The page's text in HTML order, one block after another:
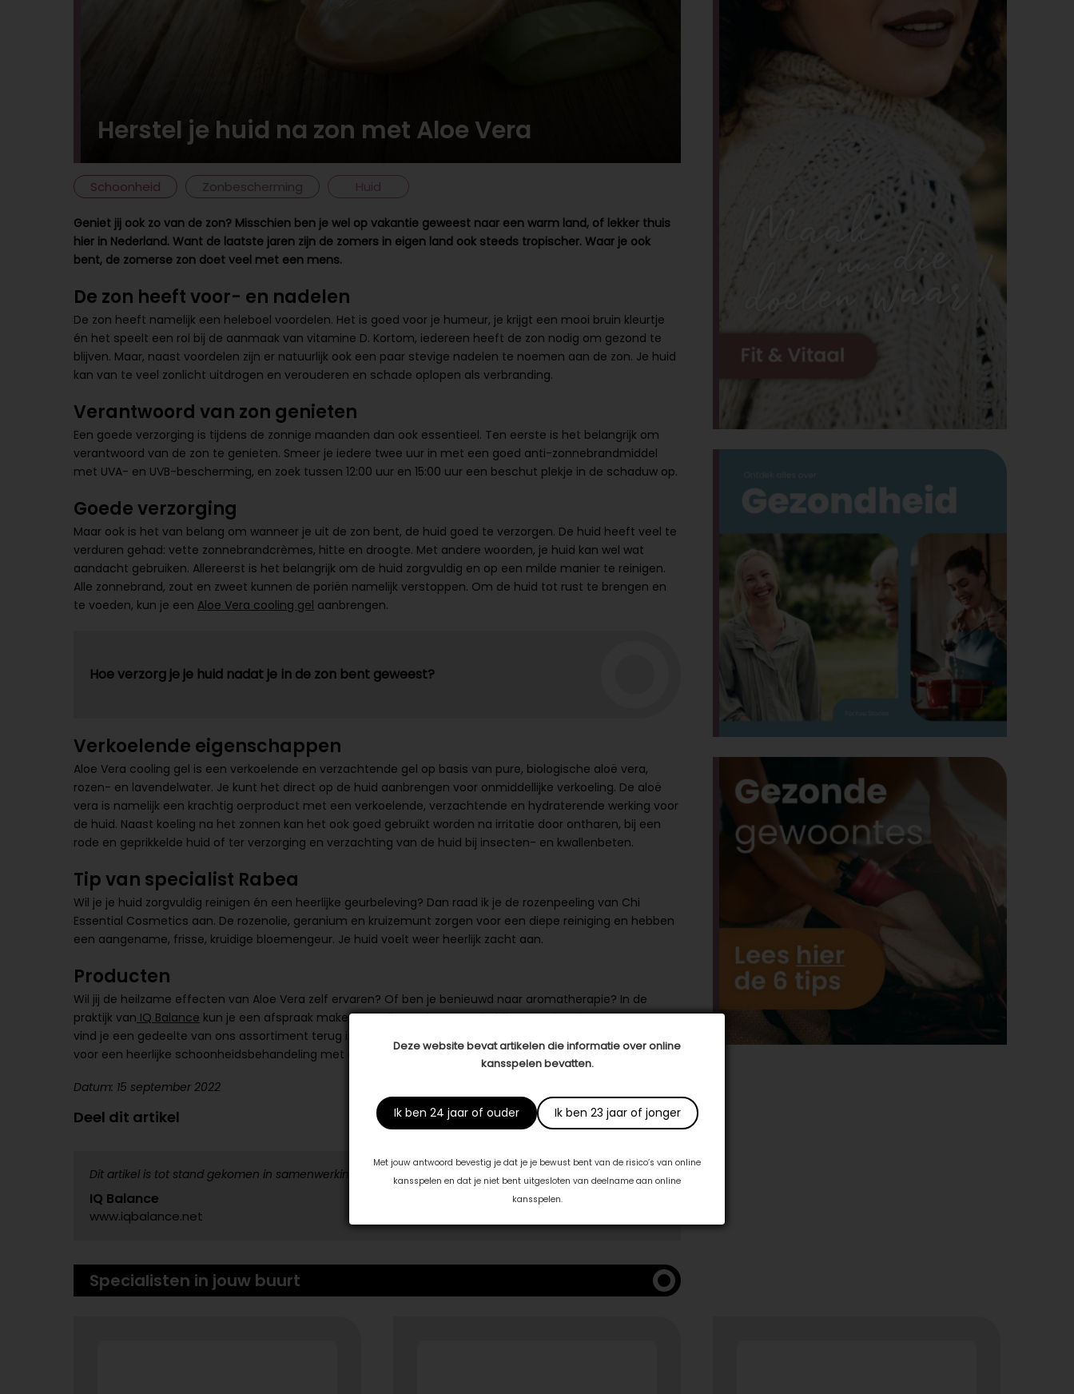
Deze website bevat artikelen die informatie over online
kansspelen bevatten.
Ik ben 24 jaar of ouder Ik ben 23 jaar of jonger
Met jouw antwoord bevestig je dat je je bewust bent van de risico’s van online
kansspelen en dat je niet bent uitgesloten van deelname aan online
kansspelen.
Herstel je huid na zon met Aloe Vera
Schoonheid Zonbescherming Huid
Geniet jij ook zo van de zon? Misschien ben je wel op vakantie geweest naar een warm land, of lekker thuis
hier in Nederland. Want de laatste jaren zijn de zomers in eigen land ook steeds tropischer. Waar je ook
bent, de zomerse zon doet veel met een mens.
De zon heeft voor- en nadelen
De zon heeft namelijk een heleboel voordelen. Het is goed voor je humeur, je krijgt een mooi bruin kleurtje
én het speelt een rol bij de aanmaak van vitamine D. Kortom, iedereen heeft de zon nodig om gezond te
blijven. Maar, naast voordelen zijn er natuurlijk ook een paar stevige nadelen te noemen aan de zon. Je huid
kan van te veel zonlicht uitdrogen en verouderen en schade oplopen als verbranding.
Verantwoord van zon genieten
Een goede verzorging is tijdens de zonnige maanden dan ook essentieel. Ten eerste is het belangrijk om
verantwoord van de zon te genieten. Smeer je iedere twee uur in met een goed anti-zonnebrandmiddel
met UVA- en UVB-bescherming, en zoek tussen 12:00 uur en 15:00 uur een beschut plekje in de schaduw op.
Goede verzorging
Maar ook is het van belang om wanneer je uit de zon bent, de huid goed te verzorgen. De huid heeft veel te
verduren gehad: vette zonnebrandcrèmes, hitte en droogte. Met andere woorden, je huid kan wel wat
aandacht gebruiken. Allereerst is het belangrijk om de huid zorgvuldig en op een milde manier te reinigen.
Alle zonnebrand, zout en zweet kunnen de poriën namelijk verstoppen. Om de huid tot rust te brengen en
te voeden, kun je een Aloe Vera cooling gel aanbrengen.
Hoe verzorg je je huid nadat je in de zon bent geweest?
Verkoelende eigenschappen
Aloe Vera cooling gel is een verkoelende en verzachtende gel op basis van pure, biologische aloë vera,
rozen- en lavendelwater. Je kunt het direct op de huid aanbrengen voor onmiddellijke verkoeling. De aloë
vera is namelijk een krachtig oerproduct met een verkoelende, verzachtende en hydraterende werking voor
de huid. Naast koeling na het zonnen kan het ook goed gebruikt worden na irritatie door ontharen, bij een
rode en geprikkelde huid of ter verzorging en verzachting van de huid bij insecten- en kwallenbeten.
Tip van specialist Rabea
Wil je je huid zorgvuldig reinigen én een heerlijke geurbeleving? Dan raad ik je de rozenpeeling van Chi
Essential Cosmetics aan. De rozenolie, geranium en kruizemunt zorgen voor een diepe reiniging en hebben
een aangename, frisse, kruidige bloemengeur. Je huid voelt weer heerlijk zacht aan.
Producten
Wil jij de heilzame effecten van Aloe Vera zelf ervaren? Of ben je benieuwd naar aromatherapie? In de
praktijk van IQ Balance kun je een afspraak maken om alle producten te bekijken en uitproberen. Daarnaast
vind je een gedeelte van ons assortiment terug in de
voor een heerlijke schoonheidsbehandeling met een ultieme geurbeleving.
Datum: 15 september 2022
Deel dit artikel
Dit artikel is tot stand gekomen in samenwerking met:
IQ Balance
www.iqbalance.net
Specialisten in jouw buurt